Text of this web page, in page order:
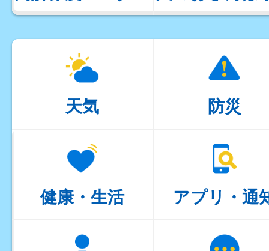
天気 防災
健康・生活 アプリ・通